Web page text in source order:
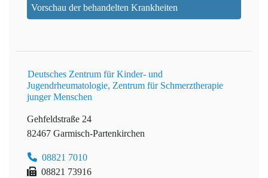
Vorschau der behandelten Krankheiten
Deutsches Zentrum für Kinder- und
Jugendrheumatologie, Zentrum für Schmerztherapie
junger Menschen
Gehfeldstraße 24
82467 Garmisch-Partenkirchen
08821 7010
08821 73916